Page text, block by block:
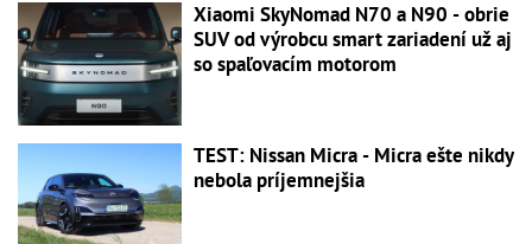
Xiaomi SkyNomad N70 a N90 - obrie
SUV od výrobcu smart zariadení už aj
so spaľovacím motorom
TEST: Nissan Micra - Micra ešte nikdy
nebola príjemnejšia